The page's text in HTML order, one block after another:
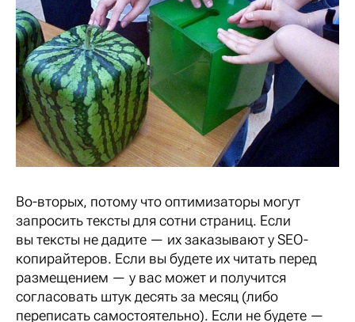
Во-вторых, потому что оптимизаторы могут
запросить тексты для сотни страниц. Если
вы тексты не дадите — их заказывают у SEO-
копирайтеров. Если вы будете их читать перед
размещением — у вас может и получится
согласовать штук десять за месяц (либо
переписать самостоятельно). Если не будете —